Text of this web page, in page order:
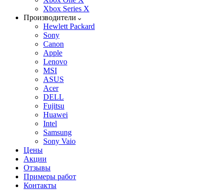
Xbox Series X
Производители
Hewlett Packard
Sony
Canon
Apple
Lenovo
MSI
ASUS
Acer
DELL
Fujitsu
Huawei
Intel
Samsung
Sony Vaio
Цены
Акции
Отзывы
Примеры работ
Контакты